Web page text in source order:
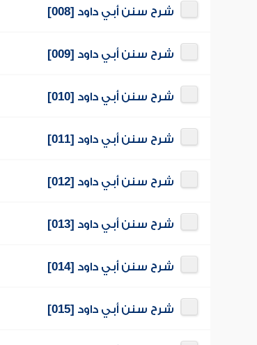
شرح سنن أبي داود [008]
شرح سنن أبي داود [009]
شرح سنن أبي داود [010]
شرح سنن أبي داود [011]
شرح سنن أبي داود [012]
شرح سنن أبي داود [013]
شرح سنن أبي داود [014]
شرح سنن أبي داود [015]